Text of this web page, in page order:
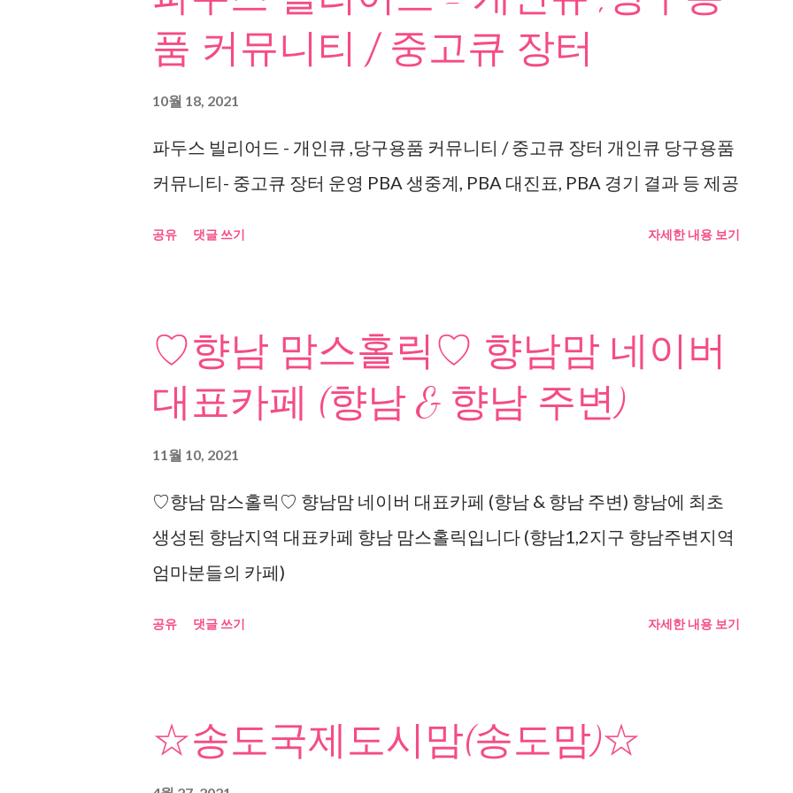
품 커뮤니티 / 중고큐 장터
10월 18, 2021
파두스 빌리어드 - 개인큐 ,당구용품 커뮤니티 / 중고큐 장터 개인큐 당구용품
커뮤니티- 중고큐 장터 운영 PBA 생중계, PBA 대진표, PBA 경기 결과 등 제공
공유 댓글 쓰기 자세한 내용 보기
♡향남 맘스홀릭♡ 향남맘 네이버
대표카페 (향남 & 향남 주변)
11월 10, 2021
♡향남 맘스홀릭♡ 향남맘 네이버 대표카페 (향남 & 향남 주변) 향남에 최초
생성된 향남지역 대표카페 향남 맘스홀릭입니다 (향남1,2지구 향남주변지역
엄마분들의 카페)
공유 댓글 쓰기 자세한 내용 보기
☆송도국제도시맘(송도맘)☆